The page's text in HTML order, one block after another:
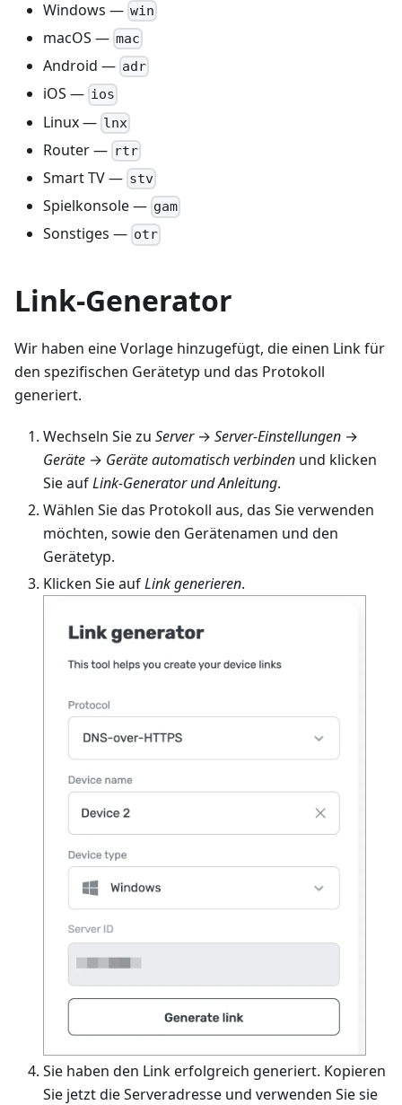
Windows — win
macOS — mac
Android — adr
iOS — ios
Linux — lnx
Router — rtr
Smart TV — stv
Spielkonsole — gam
Sonstiges — otr
Link-Generator
Wir haben eine Vorlage hinzugefügt, die einen Link für
den spezifischen Gerätetyp und das Protokoll
generiert.
Wechseln Sie zu Server→ Server-Einstellungen →
Geräte → Geräte automatisch verbinden und klicken
Sie aufLink-Generator und Anleitung.
Wählen Sie das Protokoll aus, das Sie verwenden
möchten, sowie den Gerätenamen und den
Gerätetyp.
Klicken Sie aufLink generieren.
Sie haben den Link erfolgreich generiert. Kopieren
Sie jetzt die Serveradresse und verwenden Sie sie